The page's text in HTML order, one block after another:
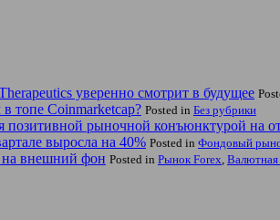
уверенно смотрит в будущее
топе Coinmarketcap? Posted in Без рубрики
позитивной рыночной конъюнктурой на
выросла на 40% Posted in Фондовый
на внешний фон Posted in Рынок Forex, Валютная